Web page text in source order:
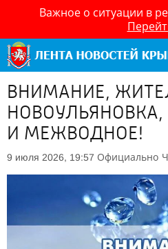
Важное о ситуации в
ВНИМАНИЕ,
И МЕЖВОДНОЕ!
9 июля 2026, 19:57 Официально